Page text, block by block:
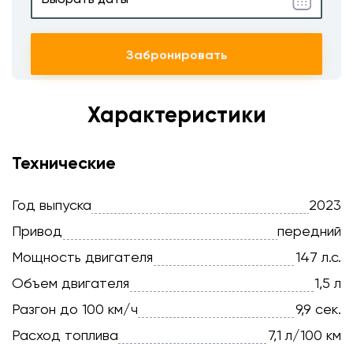
Забронировать
Характеристики
Технические
Год выпуска
2023
Привод
передний
Мощность двигателя
147 л.с.
Объем двигателя
1,5 л
Разгон до 100 км/ч
9,9 сек.
Расход топлива
7,1 л/100 км